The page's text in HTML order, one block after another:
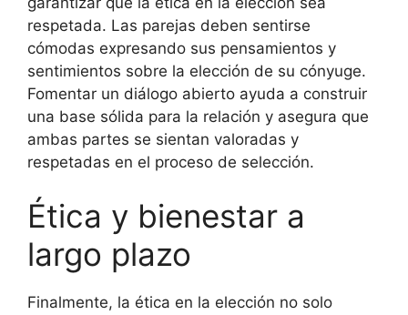
respetada. Las parejas deben sentirse
cómodas expresando sus pensamientos y
sentimientos sobre la elección de su cónyuge.
Fomentar un diálogo abierto ayuda a construir
una base sólida para la relación y asegura que
ambas partes se sientan valoradas y
respetadas en el proceso de selección.
Ética y bienestar a
largo plazo
Finalmente, la ética en la elección no solo